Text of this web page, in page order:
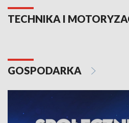
TECHNIKA I
GOSPODARKA